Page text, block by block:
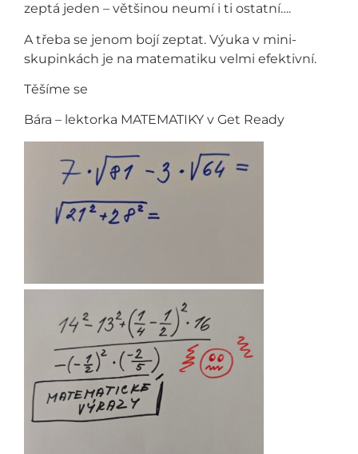
zeptá jeden – většinou neumí i ti ostatní….
A třeba se jenom bojí zeptat. Výuka v mini-
skupinkách je na matematiku velmi efektivní.
Těšíme se
Bára – lektorka MATEMATIKY v Get Ready